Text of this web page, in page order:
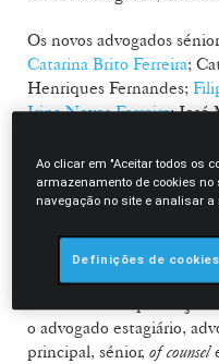
Os novos advogados
Catarina Brito Ferreira;
Henriques Fernandes;
Irina Neves Ferreira; José
Farinha; e Sofia
associados principais
Lucena e Vale;Mariana
Gonçalves
Pedro Soares
Vasco Stilwell d'Andrade.
o advogado estagiário,
principal, sénior, of counsel
Ao clicar em "Aceitar todos os
armazenamento de cookies
navegação no site e analisar a
Definições de cookies